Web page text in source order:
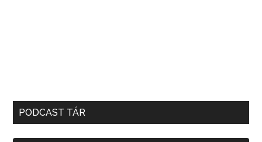
PODCAST TÁR